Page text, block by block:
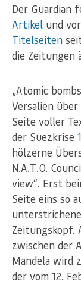
Der Guardian
Artikel und
Titelseiten
die Zeitungen
„Atomic
Versalien
Seite voller
der Suezkrise
hölzerne
N.A.T.O.
view“. Erst
Seite eins so
Zeitungskopf.
zwischen der
Mandela wird
der vom 12.